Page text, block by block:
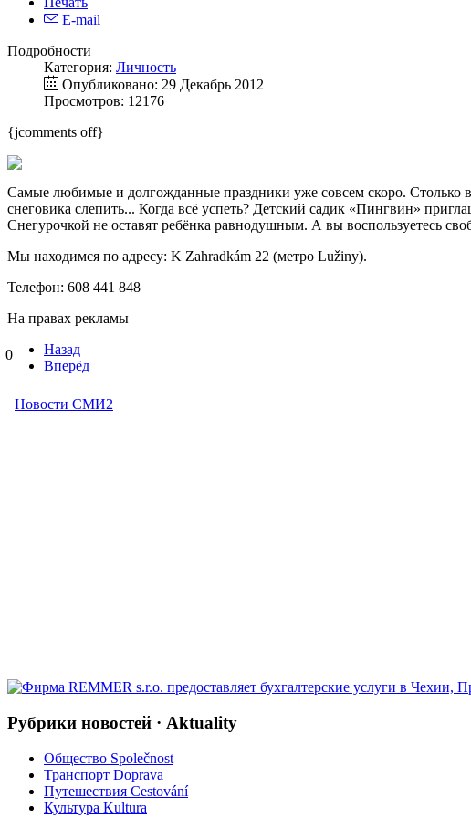
E-mail
Подробности
Категория: Личность
Опубликовано: 29 Декабрь 2012
Просмотров: 12176
{jcomments off}
Самые любимые и долгожданные праздники уже совсем скоро. Столько
снеговика слепить... Когда всё успеть? Детский садик «Пингвин»
Снегурочкой не оставят ребёнка равнодушным. А вы воспользуетесь
Мы находимся по адресу: K Zahradkám 22 (метро Lužiny).
Телефон: 608 441 848
На правах рекламы
0
Назад
Вперёд
Рубрики новостей · Aktuality
Общество Společnost
Транспорт Doprava
Путешествия Cestování
Культура Kultura